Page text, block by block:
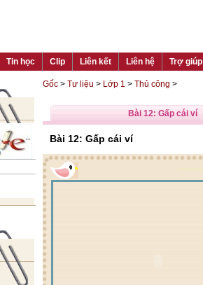
Tin học Clip Liên kết Liên hệ Trợ giúp
Gốc > Tư liệu > Lớp 1 > Thủ công >
Bài 12: Gấp cái ví
Bài 12: Gấp cái ví